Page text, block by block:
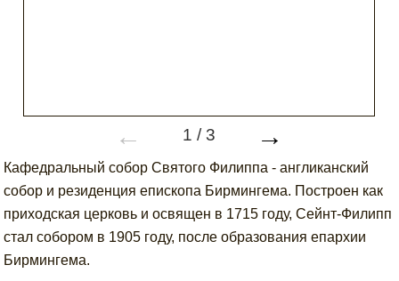
← 1 /3 →
Кафедральный собор Святого Филиппа - англиканский
собор и резиденция епископа Бирмингема. Построен как
приходская церковь и освящен в 1715 году, Сейнт-Филипп
стал собором в 1905 году, после образования епархии
Бирмингема.